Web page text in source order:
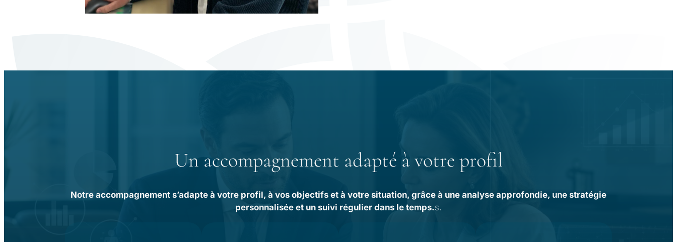
Un accompagnement adapté à votre profil
Notre accompagnement s’adapte à votre profil, à vos objectifs et à votre situation, grâce à une analyse approfondie, une stratégie
personnalisée et un suivi régulier dans le temps.s.